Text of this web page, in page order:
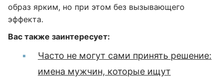
образ ярким, но при этом без вызывающего
эффекта.
Вас также заинтересует:
Часто не могут сами принять решение:
имена мужчин, которые ищут